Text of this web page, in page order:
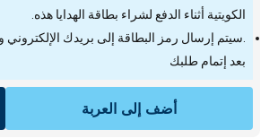
الكويتية أثناء الدفع لشراء بطاقة الهدايا هذه.
.سيتم إرسال رمز البطاقة إلى بريدك الإلكتروني
بعد إتمام طلبك
أضف إلى العربة